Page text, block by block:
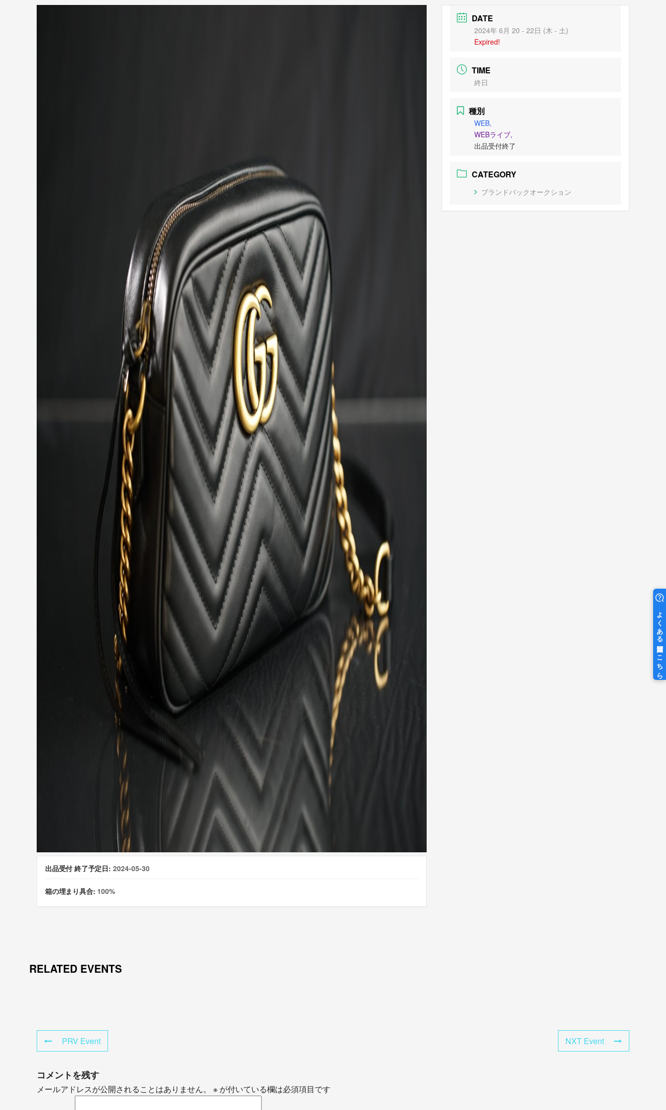
出品受付 終了予定日: 2024-05-30
箱の埋まり具合: 100%
DATE
2024年 6月 20 - 22日 (木 - 土)
Expired!
TIME
終日
種別
WEB,
WEBライブ,
出品受付終了
CATEGORY
ブランドバックオークション
RELATED EVENTS
PRV Event NXT Event
コメントを残す
メールアドレスが公開されることはありません。 ※ が付いている欄は必須項目です